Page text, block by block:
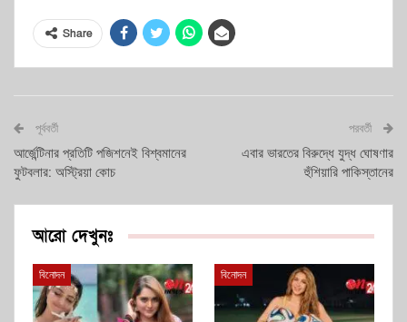
Share
পূর্ববর্তী
আর্জেন্টিনার প্রতিটি পজিশনেই বিশ্বমানের
ফুটবলার: অস্ট্রিয়া কোচ
পরবর্তী
এবার ভারতের বিরুদ্ধে যুদ্ধ ঘোষণার
হুঁশিয়ারি পাকিস্তানের
আরো দেখুনঃ
বিনোদন বিনোদন